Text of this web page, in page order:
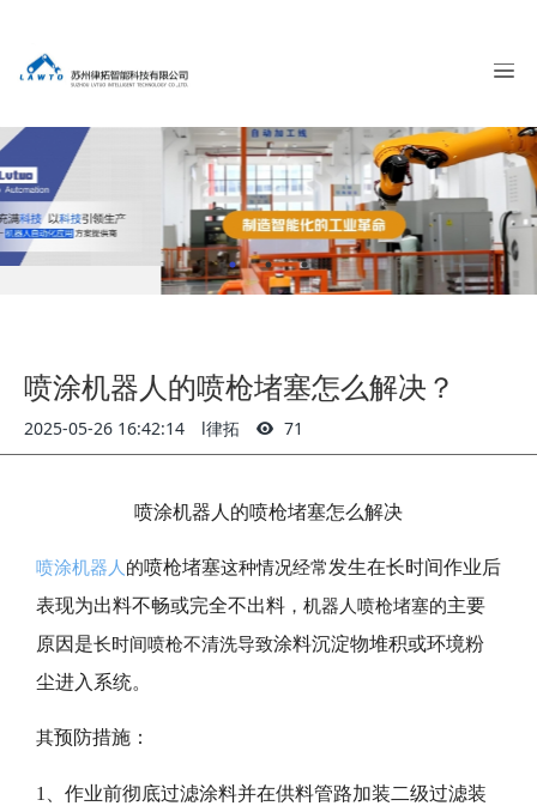
喷涂机器人的喷枪堵塞怎么解决？
2025-05-26 16:42:14 l律拓 71
喷涂机器人的喷枪堵塞怎么解决
喷涂机器人 的喷枪堵塞这种情况经常发生在长时间作业后
表现为出料不畅或完全不出料 ，机器人喷枪堵塞的主要
原因是长时间喷枪不清洗导致涂料沉淀物堆积或环境粉
尘进入系统。
其预防措施：
1、作业前彻底过滤涂料并在供料管路加装二级过滤装